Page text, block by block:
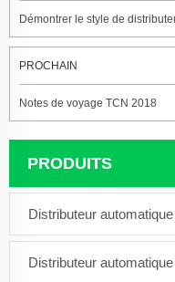
PROCHAIN
Notes de voyage TCN 2018
PRODUITS
Distributeur
Distributeur